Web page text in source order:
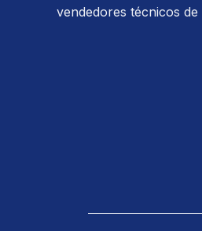
vendedores técnicos